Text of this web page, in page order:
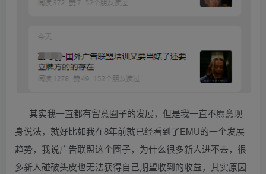
其实我一直都有留意圈子的发展，但是我一直不愿意现
身说法，就好比如我在8年前就已经看到了EMU的一个发展
趋势，我说广告联盟这个圈子，为什么很多新人进不去，很
多新人碰破头皮也无法获得自己期望收到的收益，其实原因